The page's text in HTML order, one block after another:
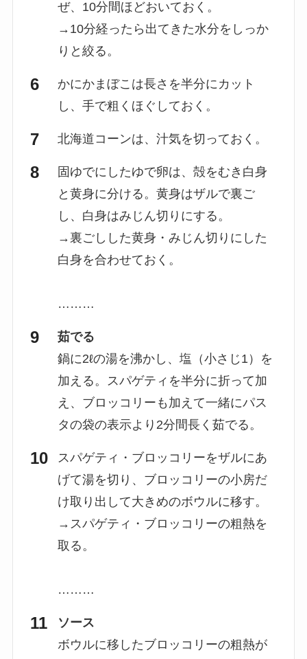
ぜ、10分間ほどおいておく。
→10分経ったら出てきた水分をしっか
りと絞る。
かにかまぼこは長さを半分にカット
し、手で粗くほぐしておく。
北海道コーンは、汁気を切っておく。
固ゆでにしたゆで卵は、殻をむき白身
と黄身に分ける。黄身はザルで裏ご
し、白身はみじん切りにする。
→裏ごしした黄身・みじん切りにした
白身を合わせておく。
………
茹でる
鍋に2ℓの湯を沸かし、塩（小さじ1）を
加える。スパゲティを半分に折って加
え、ブロッコリーも加えて一緒にパス
タの袋の表示より2分間長く茹でる。
スパゲティ・ブロッコリーをザルにあ
げて湯を切り、ブロッコリーの小房だ
け取り出して大きめのボウルに移す。
→スパゲティ・ブロッコリーの粗熱を
取る。
………
ソース
ボウルに移したブロッコリーの粗熱が